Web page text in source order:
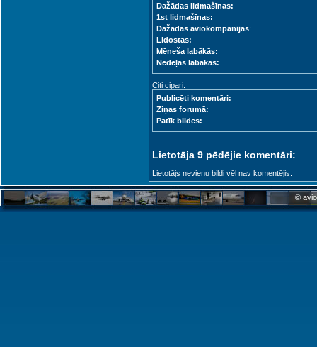
Dažādas lidmašīnas:
1st lidmašīnas:
Dažādas aviokompānijas:
Lidostas:
Mēneša labākās:
Nedēļas labākās:
Citi cipari:
Publicēti komentāri:
Ziņas forumā:
Patīk bildes:
Lietotāja 9 pēdējie komentāri:
Lietotājs nevienu bildi vēl nav komentējis.
©